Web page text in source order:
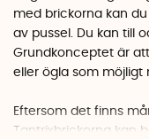
med brickorna kan
av pussel. Du kan till
Grundkonceptet är
eller ögla som möjligt
Eftersom det finns
Tantrixbrickorna kan